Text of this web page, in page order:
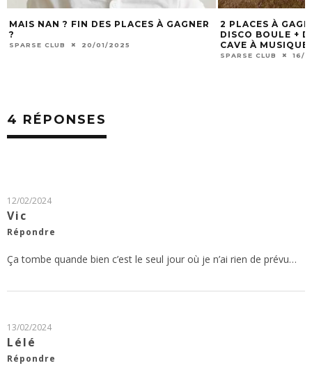
MAIS NAN ? FIN DES PLACES À GAGNER
?
SPARSE CLUB 20/01/2025
2 PLACES À
DISCO BOULE +
CAVE À
SPARSE CLUB 16/
4 RÉPONSES
12/02/2024
Vic
Répondre
Ça tombe quande bien c’est le seul jour où je n’ai rien de prévu…
13/02/2024
Lélé
Répondre